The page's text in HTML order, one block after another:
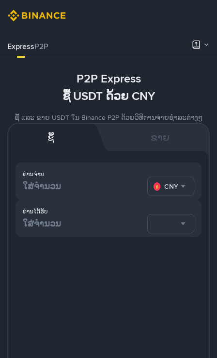
ExpressP2P
P2P Express
ຊື້ USDT ດ້ວຍ CNY
ຊື້ ແລະ ຂາຍ USDT ໃນ Binance P2P ດ້ວຍວິທີການຈ່າຍຊຳລະຕ່າງໆ
ຊື້ ຂາຍ
ທ່ານຈ່າຍ
CNY
ທ່ານໄດ້ຮັບ